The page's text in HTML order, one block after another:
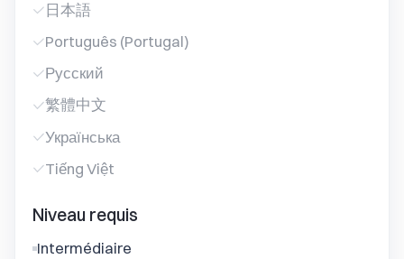
日本語
Português (Portugal)
Русский
繁體中文
Українська
Tiếng Việt
Niveau requis
Intermédiaire